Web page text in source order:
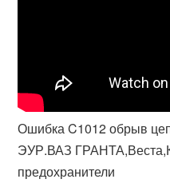
Ошибка C1012 обрыв
ЭУР.ВАЗ
предохранители